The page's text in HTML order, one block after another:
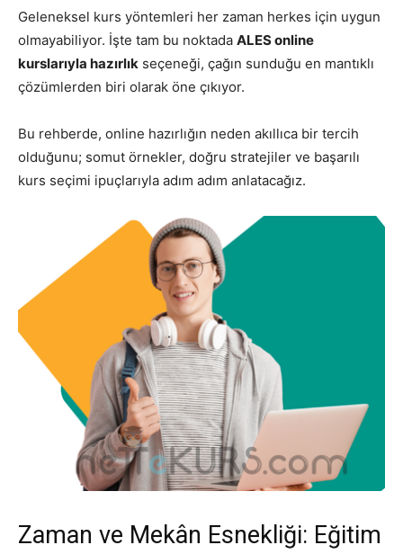
Geleneksel kurs yöntemleri her zaman herkes için uygun
olmayabiliyor. İşte tam bu noktada ALES online
kurslarıyla hazırlık seçeneği, çağın sunduğu en mantıklı
çözümlerden biri olarak öne çıkıyor.
Bu rehberde, online hazırlığın neden akıllıca bir tercih
olduğunu; somut örnekler, doğru stratejiler ve başarılı
kurs seçimi ipuçlarıyla adım adım anlatacağız.
Zaman ve Mekân Esnekliği: Eğitim